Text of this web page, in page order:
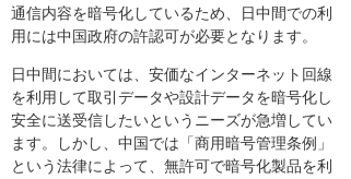
通信内容を暗号化しているため、日中間での利
用には中国政府の許認可が必要となります。
日中間においては、安価なインターネット回線
を利用して取引データや設計データを暗号化し
安全に送受信したいというニーズが急増してい
ます。しかし、中国では「商用暗号管理条例」
という法律によって、無許可で暗号化製品を利